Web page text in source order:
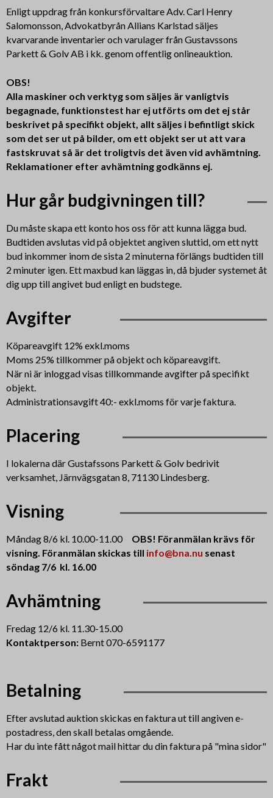
Enligt uppdrag från konkursförvaltare Adv. Carl Henry
Salomonsson, Advokatbyrån Allians Karlstad säljes
kvarvarande inventarier och varulager från Gustavssons
Parkett & Golv AB i kk. genom offentlig onlineauktion.
OBS!
Alla maskiner och verktyg som säljes är vanligtvis
begagnade, funktionstest har ej utförts om det ej står
beskrivet på specifikt objekt, allt säljes i befintligt skick
som det ser ut på bilder, om ett objekt ser ut att vara
fastskruvat så är det troligtvis det även vid avhämtning.
Reklamationer efter avhämtning godkänns ej.
Hur går budgivningen till?
Du måste skapa ett konto hos oss för att kunna lägga bud.
Budtiden avslutas vid på objektet angiven sluttid, om ett nytt
bud inkommer inom de sista 2 minuterna förlängs budtiden till
2 minuter igen. Ett maxbud kan läggas in, då bjuder systemet åt
dig upp till angivet bud enligt en budstege.
Avgifter
Köpareavgift 12% exkl.moms
Moms 25% tillkommer på objekt och köpareavgift.
När ni är inloggad visas tillkommande avgifter på specifikt
objekt.
Administrationsavgift 40:- exkl.moms för varje faktura.
Placering
I lokalerna där Gustafssons Parkett & Golv bedrivit
verksamhet, Järnvägsgatan 8, 71130 Lindesberg.
Visning
Måndag 8/6 kl. 10.00-11.00 OBS! Föranmälan krävs för
visning. Föranmälan skickas till info@bna.nu senast
söndag 7/6 kl. 16.00
Avhämtning
Fredag 12/6 kl. 11.30-15.00
Kontaktperson:Bernt 070-6591177
Betalning
Efter avslutad auktion skickas en faktura ut till angiven e-
postadress, den skall betalas omgående.
Har du inte fått något mail hittar du din faktura på "mina sidor"
Frakt